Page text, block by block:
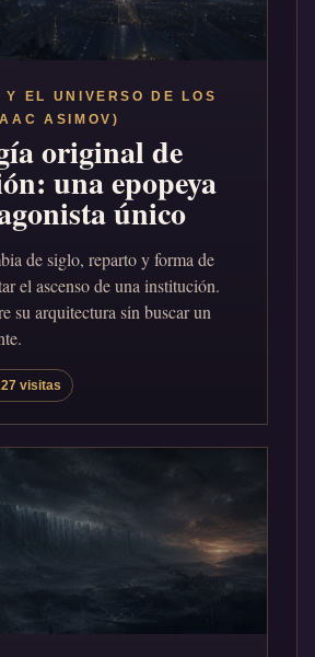
Y EL UNIVERSO DE LOS
ASIMOV)
original de
una epopeya
único
de siglo, reparto y forma de
el ascenso de una institución.
su arquitectura sin buscar un
visitas